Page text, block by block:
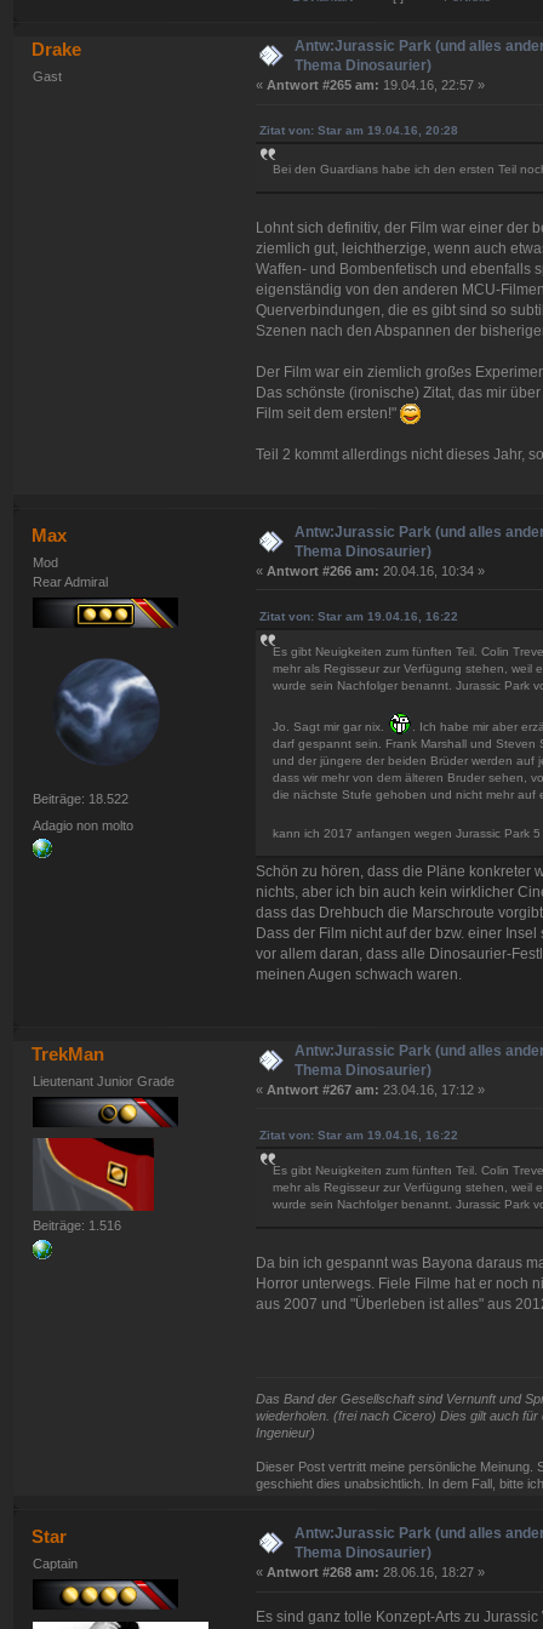
Drake
Gast
Antw:Jurassic Park (und alles
Thema Dinosaurier)
« Antwort #265 am: 19.04.16, 22:57 »
Zitat von: Star am 19.04.16, 20:28
Bei den Guardians habe ich den ersten Teil
Lohnt sich definitiv, der Film war einer der
ziemlich gut, leichtherzige, wenn auch
Waffen- und Bombenfetisch und ebenfalls
eigenständig von den anderen MCU-
Querverbindungen, die es gibt sind so
Szenen nach den Abspannen der
Der Film war ein ziemlich großes
Das schönste (ironische) Zitat, das mir
Film seit dem ersten!"
Teil 2 kommt allerdings nicht dieses Jahr,
Max
Mod
Rear Admiral
Beiträge: 18.522
Adagio non molto
Antw:Jurassic Park (und alles
Thema Dinosaurier)
« Antwort #266 am: 20.04.16, 10:34 »
Zitat von: Star am 19.04.16, 16:22
Es gibt Neuigkeiten zum fünften Teil. Colin
mehr als Regisseur zur Verfügung stehen, weil
wurde sein Nachfolger benannt. Jurassic Park
Jo. Sagt mir gar nix.
. Ich habe mir aber
darf gespannt sein. Frank Marshall und Steven
und der jüngere der beiden Brüder werden auf
dass wir mehr von dem älteren Bruder sehen,
die nächste Stufe gehoben und nicht mehr auf
kann ich 2017 anfangen wegen Jurassic Park
Schön zu hören, dass die Pläne konkreter
nichts, aber ich bin auch kein wirklicher
dass das Drehbuch die Marschroute
Dass der Film nicht auf der bzw. einer
vor allem daran, dass alle Dinosaurier-
meinen Augen schwach waren.
TrekMan
Lieutenant Junior Grade
Beiträge: 1.516
Antw:Jurassic Park (und alles
Thema Dinosaurier)
« Antwort #267 am: 23.04.16, 17:12 »
Zitat von: Star am 19.04.16, 16:22
Es gibt Neuigkeiten zum fünften Teil. Colin
mehr als Regisseur zur Verfügung stehen, weil
wurde sein Nachfolger benannt. Jurassic Park
Da bin ich gespannt was Bayona daraus
Horror unterwegs. Fiele Filme hat er noch
aus 2007 und "Überleben ist alles" aus
Das Band der Gesellschaft sind Vernunft und
wiederholen. (frei nach Cicero) Dies gilt auch
Ingenieur)
Dieser Post vertritt meine persönliche Meinung.
geschieht dies unabsichtlich. In dem Fall, bitte
Star
Captain
Antw:Jurassic Park (und alles
Thema Dinosaurier)
« Antwort #268 am: 28.06.16, 18:27 »
Es sind ganz tolle Konzept-Arts zu